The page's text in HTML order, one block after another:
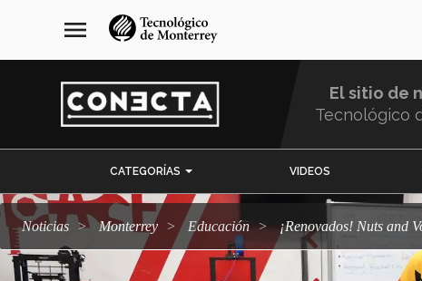
navegación
principal
menu
El sitio de
Tecnológico
CATEGORÍAS VIDEOS
Noticias Monterrey Educación ¡Renovados! Nuts